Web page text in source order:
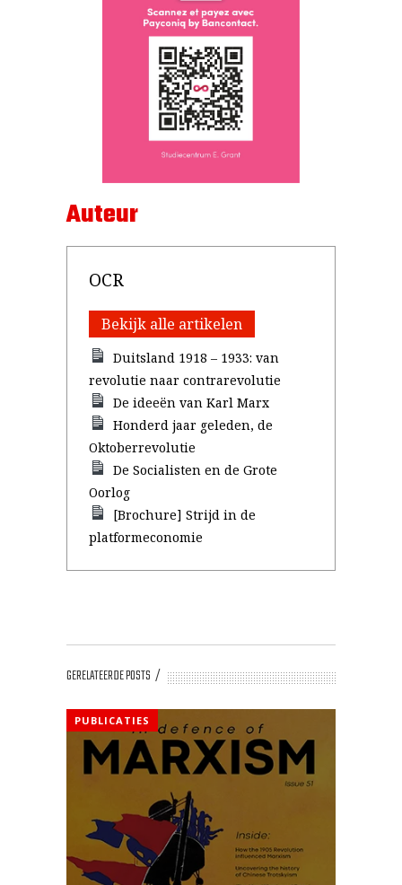
Auteur
OCR
Bekijk alle artikelen
Duitsland 1918 – 1933: van
revolutie naar contrarevolutie
De ideeën van Karl Marx
Honderd jaar geleden, de
Oktoberrevolutie
De Socialisten en de Grote
Oorlog
[Brochure] Strijd in de
platformeconomie
GERELATEERDE POSTS
PUBLICATIES